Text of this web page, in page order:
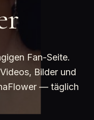
Fan-Seite.
Bilder und
— täglich